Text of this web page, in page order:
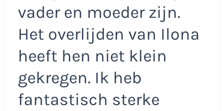
vader en moeder zijn.
Het overlijden van Ilona
heeft hen niet klein
gekregen. Ik heb
fantastisch sterke